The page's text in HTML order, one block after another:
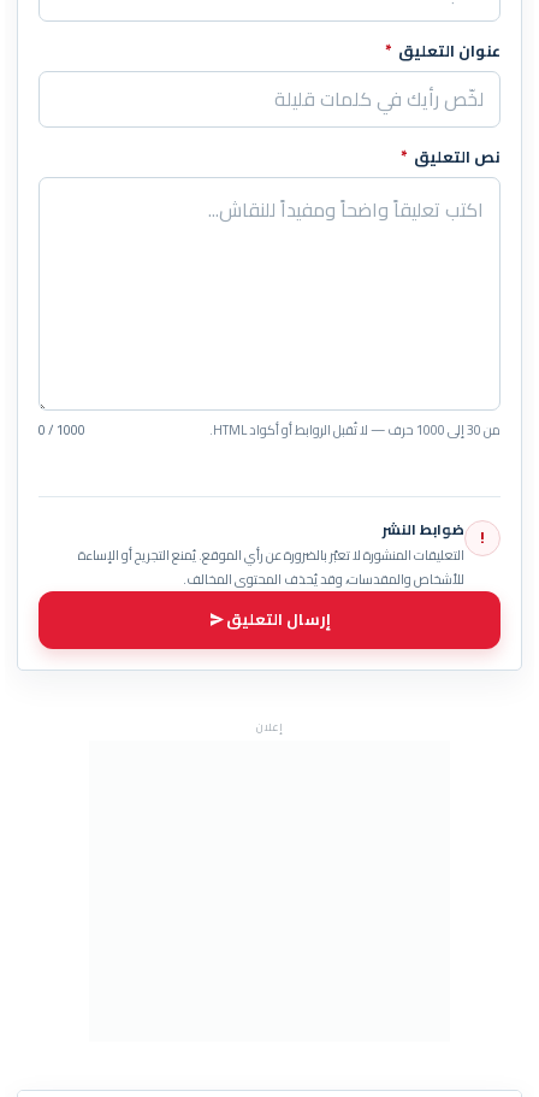
عنوان التعليق *
نص التعليق *
من 30 إلى 1000 حرف — لا تُقبل الروابط أو أكواد HTML. 0 / 1000
! ضوابط النشر
التعليقات المنشورة لا تعبّر بالضرورة عن رأي الموقع. يُمنع التجريح أو الإساءة
للأشخاص والمقدسات، وقد يُحذف المحتوى المخالف.
إرسال التعليق
إعلان